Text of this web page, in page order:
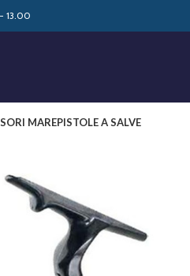
13.00
MAREPISTOLE A SALVE